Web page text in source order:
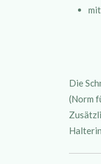
Die
(Norm